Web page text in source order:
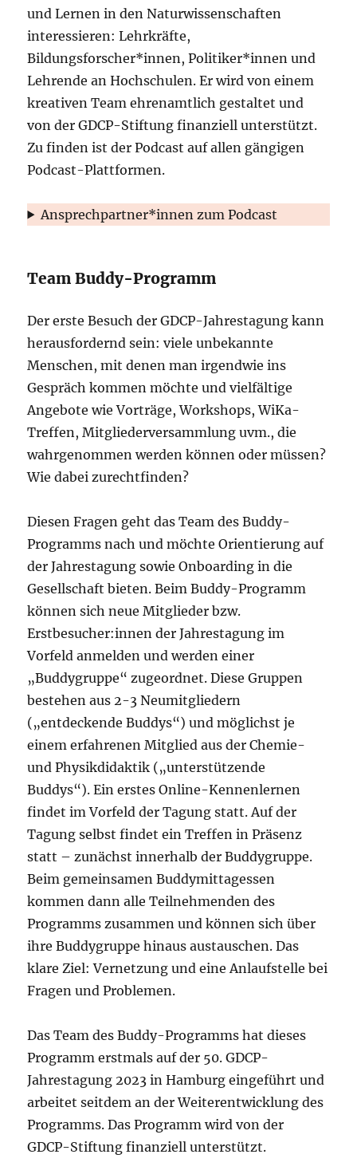
und Lernen in den Naturwissenschaften
interessieren: Lehrkräfte,
Bildungsforscher*innen, Politiker*innen und
Lehrende an Hochschulen. Er wird von einem
kreativen Team ehrenamtlich gestaltet und
von der GDCP-Stiftung finanziell unterstützt.
Zu finden ist der Podcast auf allen gängigen
Podcast-Plattformen.
Ansprechpartner*innen zum Podcast
Team Buddy-Programm
Der erste Besuch der GDCP-Jahrestagung kann
herausfordernd sein: viele unbekannte
Menschen, mit denen man irgendwie ins
Gespräch kommen möchte und vielfältige
Angebote wie Vorträge, Workshops, WiKa-
Treffen, Mitgliederversammlung uvm., die
wahrgenommen werden können oder müssen?
Wie dabei zurechtfinden?
Diesen Fragen geht das Team des Buddy-
Programms nach und möchte Orientierung auf
der Jahrestagung sowie Onboarding in die
Gesellschaft bieten. Beim Buddy-Programm
können sich neue Mitglieder bzw.
Erstbesucher:innen der Jahrestagung im
Vorfeld anmelden und werden einer
„Buddygruppe“ zugeordnet. Diese Gruppen
bestehen aus 2-3 Neumitgliedern
(„entdeckende Buddys“) und möglichst je
einem erfahrenen Mitglied aus der Chemie-
und Physikdidaktik („unterstützende
Buddys“). Ein erstes Online-Kennenlernen
findet im Vorfeld der Tagung statt. Auf der
Tagung selbst findet ein Treffen in Präsenz
statt – zunächst innerhalb der Buddygruppe.
Beim gemeinsamen Buddymittagessen
kommen dann alle Teilnehmenden des
Programms zusammen und können sich über
ihre Buddygruppe hinaus austauschen. Das
klare Ziel: Vernetzung und eine Anlaufstelle bei
Fragen und Problemen.
Das Team des Buddy-Programms hat dieses
Programm erstmals auf der 50. GDCP-
Jahrestagung 2023 in Hamburg eingeführt und
arbeitet seitdem an der Weiterentwicklung des
Programms. Das Programm wird von der
GDCP-Stiftung finanziell unterstützt.